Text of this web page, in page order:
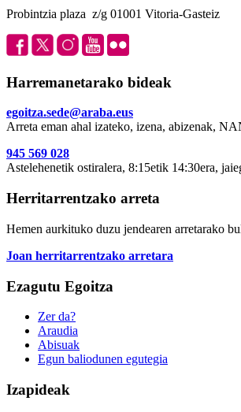
Probintzia plaza z/g 01001 Vitoria-Gasteiz
Harremanetarako bideak
egoitza.sede@araba.eus
Arreta eman ahal izateko, izena, abizenak,
945 569 028
Astelehenetik ostiralera, 8:15etik 14:30era,
Herritarrentzako arreta
Hemen aurkituko duzu jendearen arretarako
Joan herritarrentzako arretara
Ezagutu Egoitza
Zer da?
Araudia
Abisuak
Egun baliodunen egutegia
Izapideak